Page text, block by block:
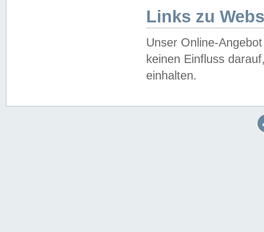
Links zu
Unser Online-
keinen Einfluss
einhalten.